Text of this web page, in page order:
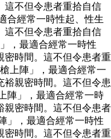
這不但令患者重拾自信
合經常一時性起、性生
這不但令患者重拾自信
，最適合經常一時性
密時間。這不但令患者重
上陣」，最適合經常一
親密時間。這不但令患
陣」，最適合經常一時
親密時間。這不但令患者
」，最適合經常一時性
密時間。這不但令患者重